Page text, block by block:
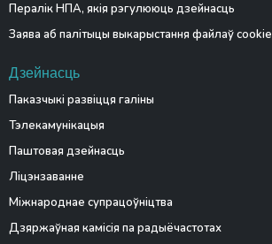
Пералік НПА, якія рэгулююць дзейнасць
Заява аб палітыцы выкарыстання файлаў cookie
Дзейнасць
Паказчыкі развіцця галіны
Тэлекамунікацыя
Паштовая дзейнасць
Ліцэнзаванне
Міжнароднае супрацоўніцтва
Дзяржаўная камісія па радыёчастотах